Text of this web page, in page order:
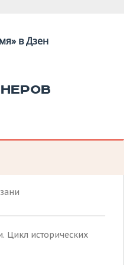
в Дзен
Цикл исторических